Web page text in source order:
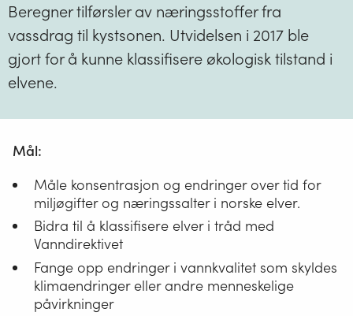
Beregner tilførsler av næringsstoffer fra
vassdrag til kystsonen. Utvidelsen i 2017 ble
gjort for å kunne klassifisere økologisk tilstand i
elvene.
Mål:
Måle konsentrasjon og endringer over tid for
miljøgifter og næringssalter i norske elver.
Bidra til å klassifisere elver i tråd med
Vanndirektivet
Fange opp endringer i vannkvalitet som skyldes
klimaendringer eller andre menneskelige
påvirkninger